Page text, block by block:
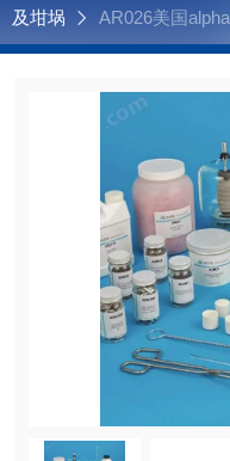
及坩埚
AR026美国
器